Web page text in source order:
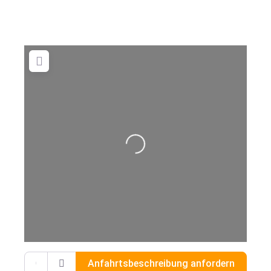
Wird geladen …
Gib deinen Standort ein.
Anfahrtsbeschreibung anfordern